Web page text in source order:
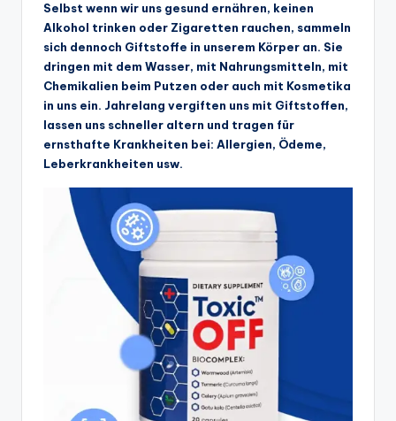
Selbst wenn wir uns gesund ernähren, keinen
Alkohol trinken oder Zigaretten rauchen, sammeln
sich dennoch Giftstoffe in unserem Körper an. Sie
dringen mit dem Wasser, mit Nahrungsmitteln, mit
Chemikalien beim Putzen oder auch mit Kosmetika
in uns ein. Jahrelang vergiften uns mit Giftstoffen,
lassen uns schneller altern und tragen für
ernsthafte Krankheiten bei: Allergien, Ödeme,
Leberkrankheiten usw.